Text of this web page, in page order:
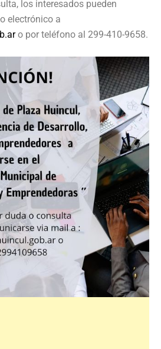
los interesados pueden
electrónico a
o por teléfono al 299-410-9658.